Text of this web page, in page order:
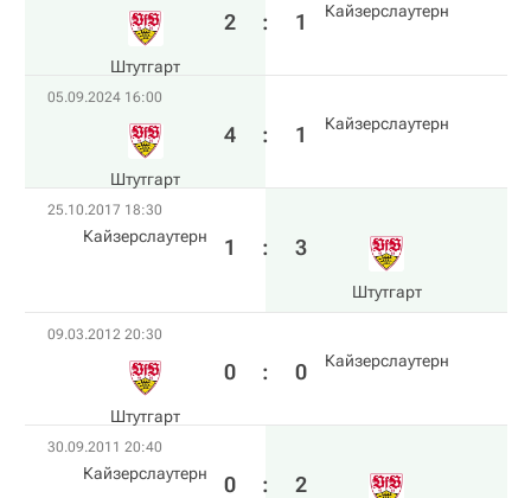
Штутгарт
2 : 1 Кайзерслаутерн
05.09.2024 16:00
Штутгарт
4 : 1 Кайзерслаутерн
25.10.2017 18:30
Кайзерслаутерн 1 : 3
Штутгарт
09.03.2012 20:30
Штутгарт
0 : 0 Кайзерслаутерн
30.09.2011 20:40
Кайзерслаутерн 0 : 2